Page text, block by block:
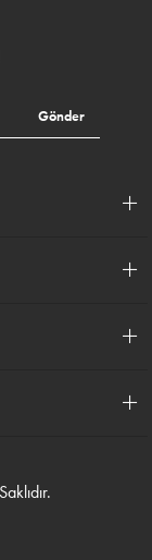
Gönder